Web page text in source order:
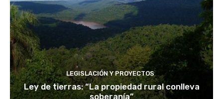
LEGISLACIÓN Y PROYECTOS
Ley de tierras: “La propiedad rural conlleva
soberanía”